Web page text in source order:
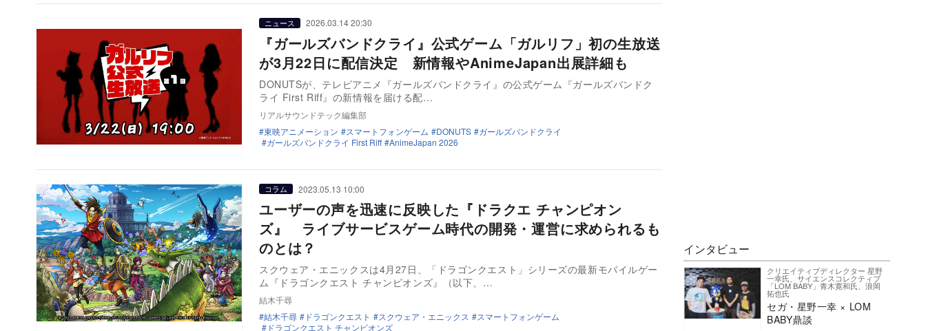
ニュース 2026.03.14 20:30
『ガールズバンドクライ』公式ゲーム「ガルリフ」初の生放送
が3月22日に配信決定 新情報やAnimeJapan出展詳細も
DONUTSが、テレビアニメ『ガールズバンドクライ』の公式ゲーム『ガールズバンドク
ライ First Riff』の新情報を届ける配…
リアルサウンドテック編集部
東映アニメーション
スマートフォンゲーム DONUTS
ガールズバンドクライ
ガールズバンドクライ First Riff
AnimeJapan 2026
コラム 2023.05.13 10:00
ユーザーの声を迅速に反映した『ドラクエ チャンピオン
ズ』 ライブサービスゲーム時代の開発・運営に求められるも
のとは？
スクウェア・エニックスは4月27日、「ドラゴンクエスト」シリーズの最新モバイルゲー
ム『ドラゴンクエスト チャンピオンズ』（以下、…
結木千尋
結木千尋
ドラゴンクエスト スクウェア・エニックス
スマートフォンゲーム
ドラゴンクエスト チャンピオンズ
インタビュー
クリエイティブディレクター 星野
一幸氏、サイエンスコレクティブ
「LOM BABY」青木寛和氏、浪岡
拓也氏
セガ・星野一幸 × LOM
BABY鼎談